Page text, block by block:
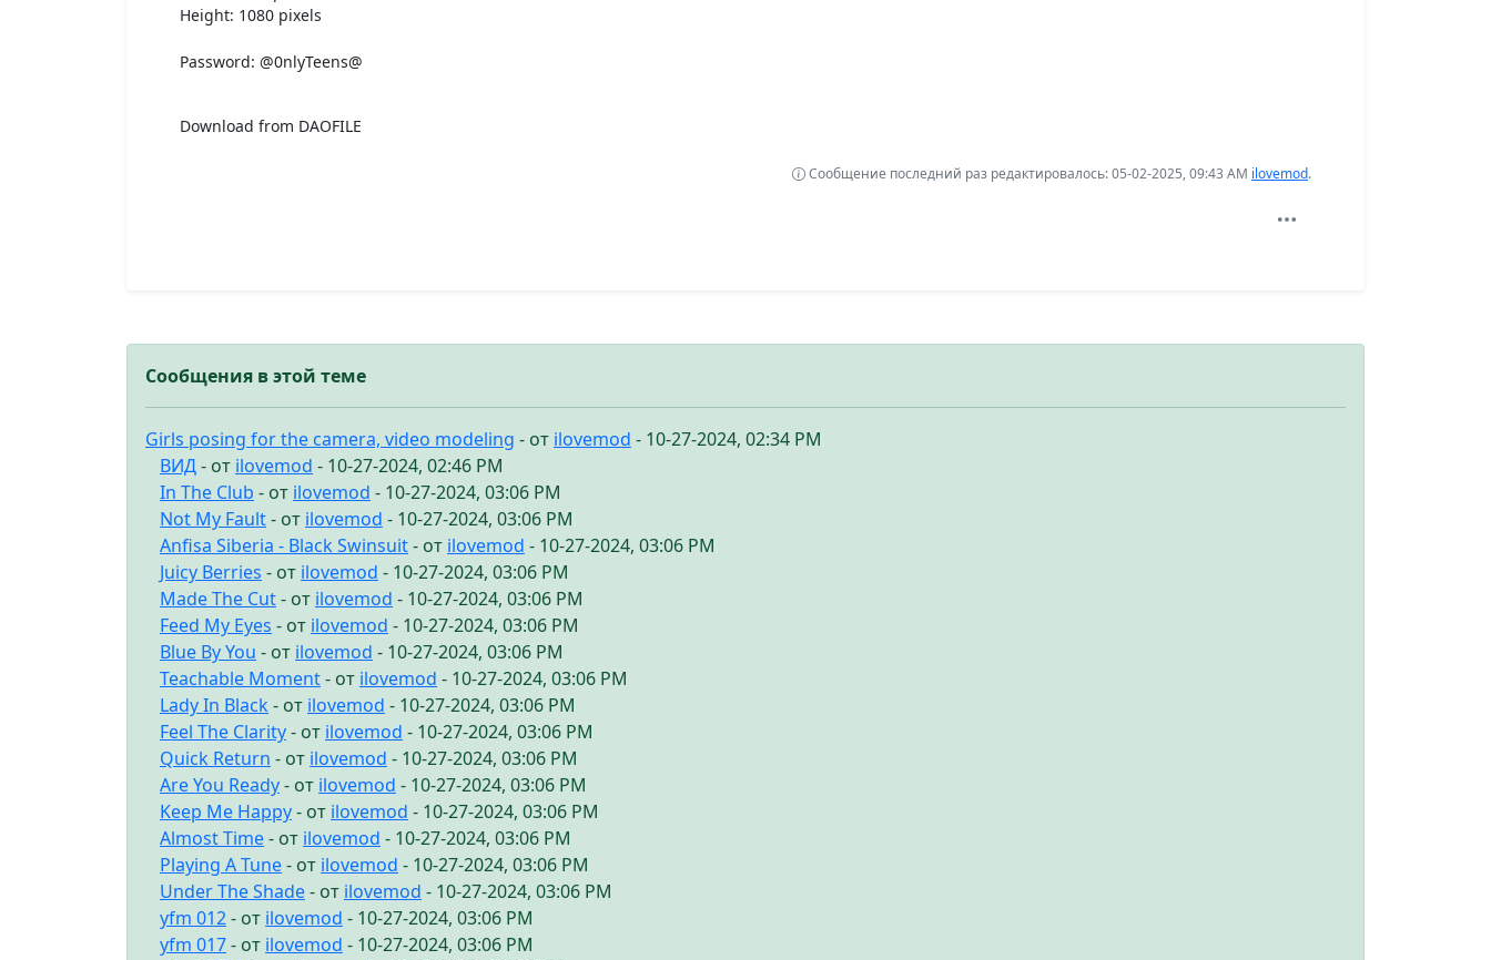
Height: 1080 pixels
Password: @0nlyTeens@
Download from DAOFILE
Сообщение последний раз редактировалось: 05-02-2025, 09:43 AM ilovemod.
Сообщения в этой теме
Girls posing for the camera, video modeling - от ilovemod - 10-27-2024, 02:34 PM
ВИД- от ilovemod - 10-27-2024, 02:46 PM
In The Club - от ilovemod - 10-27-2024, 03:06 PM
Not My Fault- от ilovemod - 10-27-2024, 03:06 PM
Anfisa Siberia - Black Swinsuit- от ilovemod - 10-27-2024, 03:06 PM
Juicy Berries - от ilovemod - 10-27-2024, 03:06 PM
Made The Cut- от ilovemod - 10-27-2024, 03:06 PM
Feed My Eyes - от ilovemod - 10-27-2024, 03:06 PM
Blue By You - от ilovemod - 10-27-2024, 03:06 PM
Teachable Moment- от ilovemod - 10-27-2024, 03:06 PM
Lady In Black - от ilovemod - 10-27-2024, 03:06 PM
Feel The Clarity- от ilovemod - 10-27-2024, 03:06 PM
Quick Return - от ilovemod - 10-27-2024, 03:06 PM
Are You Ready- от ilovemod - 10-27-2024, 03:06 PM
Keep Me Happy- от ilovemod - 10-27-2024, 03:06 PM
Almost Time- от ilovemod - 10-27-2024, 03:06 PM
Playing A Tune- от ilovemod - 10-27-2024, 03:06 PM
Under The Shade- от ilovemod - 10-27-2024, 03:06 PM
yfm 012- от ilovemod - 10-27-2024, 03:06 PM
yfm 017- от ilovemod - 10-27-2024, 03:06 PM